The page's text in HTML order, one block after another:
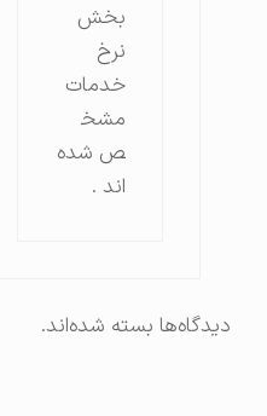
بخش
خدمات
مشخ
ص شده
دیدگاه‌ها بسته شده‌اند.